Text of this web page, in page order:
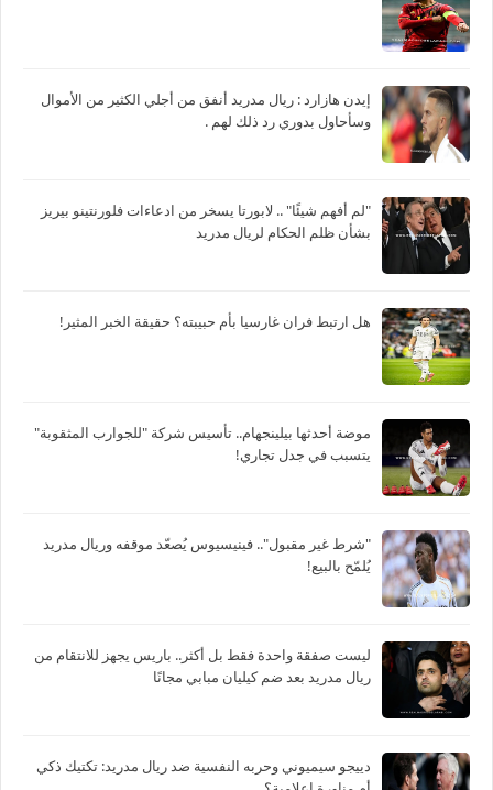
‏إيدن هازارد : ريال مدريد أنفق من أجلي الكثير من الأموال
وسأحاول بدوري رد ذلك لهم .
"لم أفهم شيئًا" .. لابورتا يسخر من ادعاءات فلورنتينو بيريز
بشأن ظلم الحكام لريال مدريد
هل ارتبط فران غارسيا بأم حبيبته؟ حقيقة الخبر المثير!
موضة أحدثها بيلينجهام.. تأسيس شركة "للجوارب المثقوبة"
يتسبب في جدل تجاري!
"شرط غير مقبول".. فينيسيوس يُصعّد موقفه وريال مدريد
يُلمّح بالبيع!
ليست صفقة واحدة فقط بل أكثر.. باريس يجهز للانتقام من
ريال مدريد بعد ضم كيليان مبابي مجانًا
دييجو سيميوني وحربه النفسية ضد ريال مدريد: تكتيك ذكي